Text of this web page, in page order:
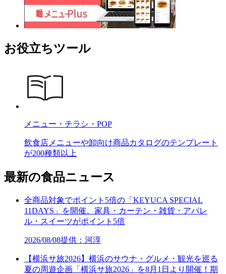
お役立ちツール
メニュー・チラシ・POP
飲食店メニューや卸向け商品カタログのテンプレート
が200種類以上
最新の食品ニュース
全商品対象でポイント5倍の「KEYUCA SPECIAL
11DAYS」を開催。家具・カーテン・雑貨・アパレ
ル・スイーツがポイント5倍
2026/08/08提供：河淳
【横浜サ旅2026】横浜のサウナ・グルメ・観光を巡る
夏の周遊企画「横浜サ旅2026」を8月1日より開催！期